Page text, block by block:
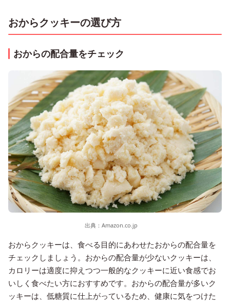
おからクッキーの選び方
おからの配合量をチェック
出典： Amazon.co.jp
おからクッキーは、食べる目的にあわせたおからの配合量を
チェックしましょう。おからの配合量が少ないクッキーは、
カロリーは適度に抑えつつ一般的なクッキーに近い食感でお
いしく食べたい方におすすめです。おからの配合量が多いク
ッキーは、低糖質に仕上がっているため、健康に気をつけた